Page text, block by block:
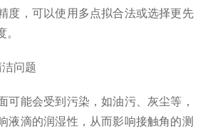
度，可以使用多点拟合法或选择更先
问题
能会受到污染，如油污、灰尘等，
液滴的润湿性，从而影响接触角的测